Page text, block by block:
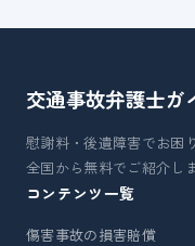
交通事故弁護士ガ
慰謝料・後遺障害でお困
全国から無料でご紹介し
コンテンツ一覧
傷害事故の損害賠償